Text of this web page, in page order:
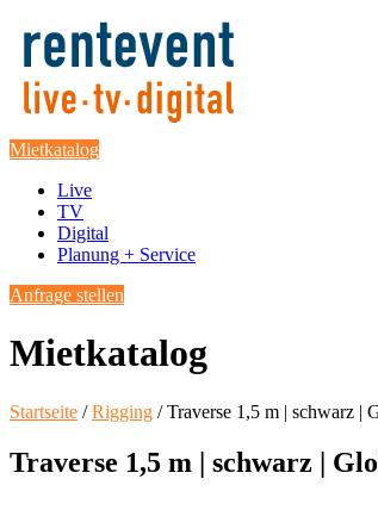
Mietkatalog
Live
TV
Digital
Planung + Service
Anfrage stellen
Mietkatalog
Startseite /Rigging / Traverse 1,5 m | schwarz |
Traverse 1,5 m | schwarz |